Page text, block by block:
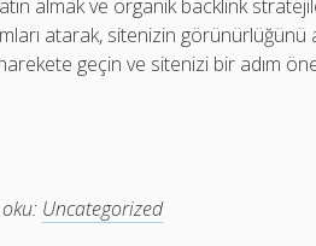
almak ve organik backlink
atarak, sitenizin
geçin ve sitenizi bir adım öne
Uncategorized